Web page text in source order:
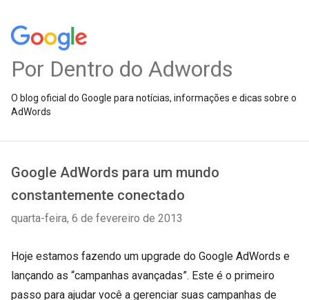
Por Dentro do Adwords
O blog oficial do Google para notícias, informações e dicas sobre o
AdWords
Google AdWords para um mundo
constantemente conectado
quarta-feira, 6 de fevereiro de 2013
Hoje estamos fazendo um upgrade do Google AdWords e
lançando as “campanhas avançadas”. Este é o primeiro
passo para ajudar você a gerenciar suas campanhas de